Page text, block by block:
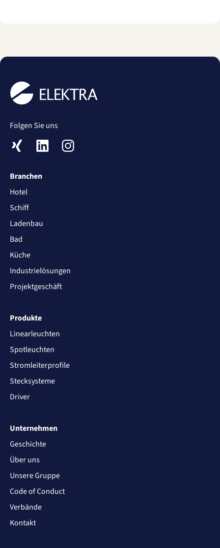
Folgen Sie uns
XING
LinkedInInstagram
Branchen
Hotel
Schiff
Ladenbau
Bad
Küche
Industrielösungen
Projektgeschäft
Produkte
Linearleuchten
Spotleuchten
Stromleiterprofile
Stecksysteme
Driver
Unternehmen
Geschichte
Über uns
Unsere Gruppe
Code of Conduct
Verbände
Kontakt